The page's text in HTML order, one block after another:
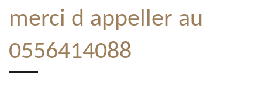
merci d appeller au
0556414088